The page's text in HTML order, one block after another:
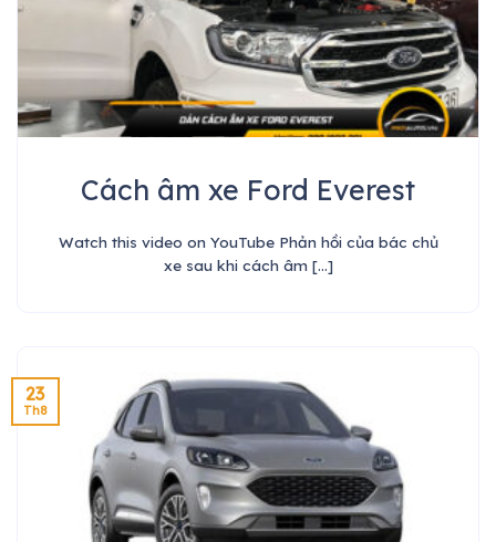
Cách âm xe Ford Everest
Watch this video on YouTube Phản hồi của bác chủ
xe sau khi cách âm [...]
23
Th8